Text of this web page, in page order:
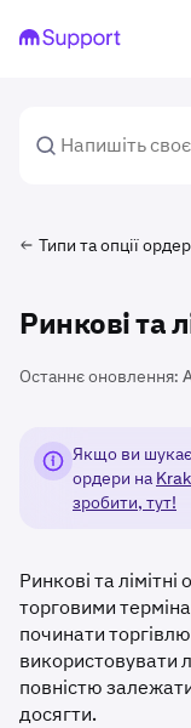
Типи та опції
Ринкові та
Останнє оновлення:
Якщо ви
ордери на
зробити, тут!
Ринкові та
торговими
починати
використовувати
повністю
досягти.